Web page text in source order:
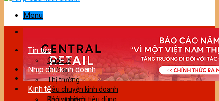
Menu
Tin tức
Quốc tế
Thời sự
Nhịp cầu kinh doanh
Thị trường
Câu chuyện kinh doanh
Bảo vệ người tiêu dùng
Kinh tế
Khởi nghiệp